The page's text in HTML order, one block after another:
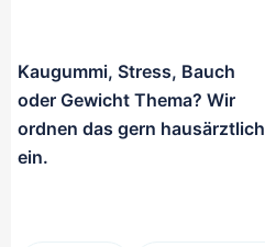
Kaugummi, Stress, Bauch
oder Gewicht Thema? Wir
ordnen das gern hausärztlich
ein.